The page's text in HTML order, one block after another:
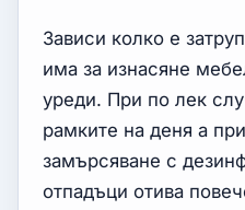
Зависи колко е
има за изнасяне
уреди. При по лек
рамките на деня а
замърсяване с
отпадъци отива